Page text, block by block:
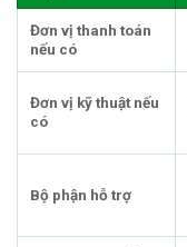
Đơn vị thanh toán
nếu có
Đơn vị kỹ thuật nếu
có
Bộ phận hỗ trợ